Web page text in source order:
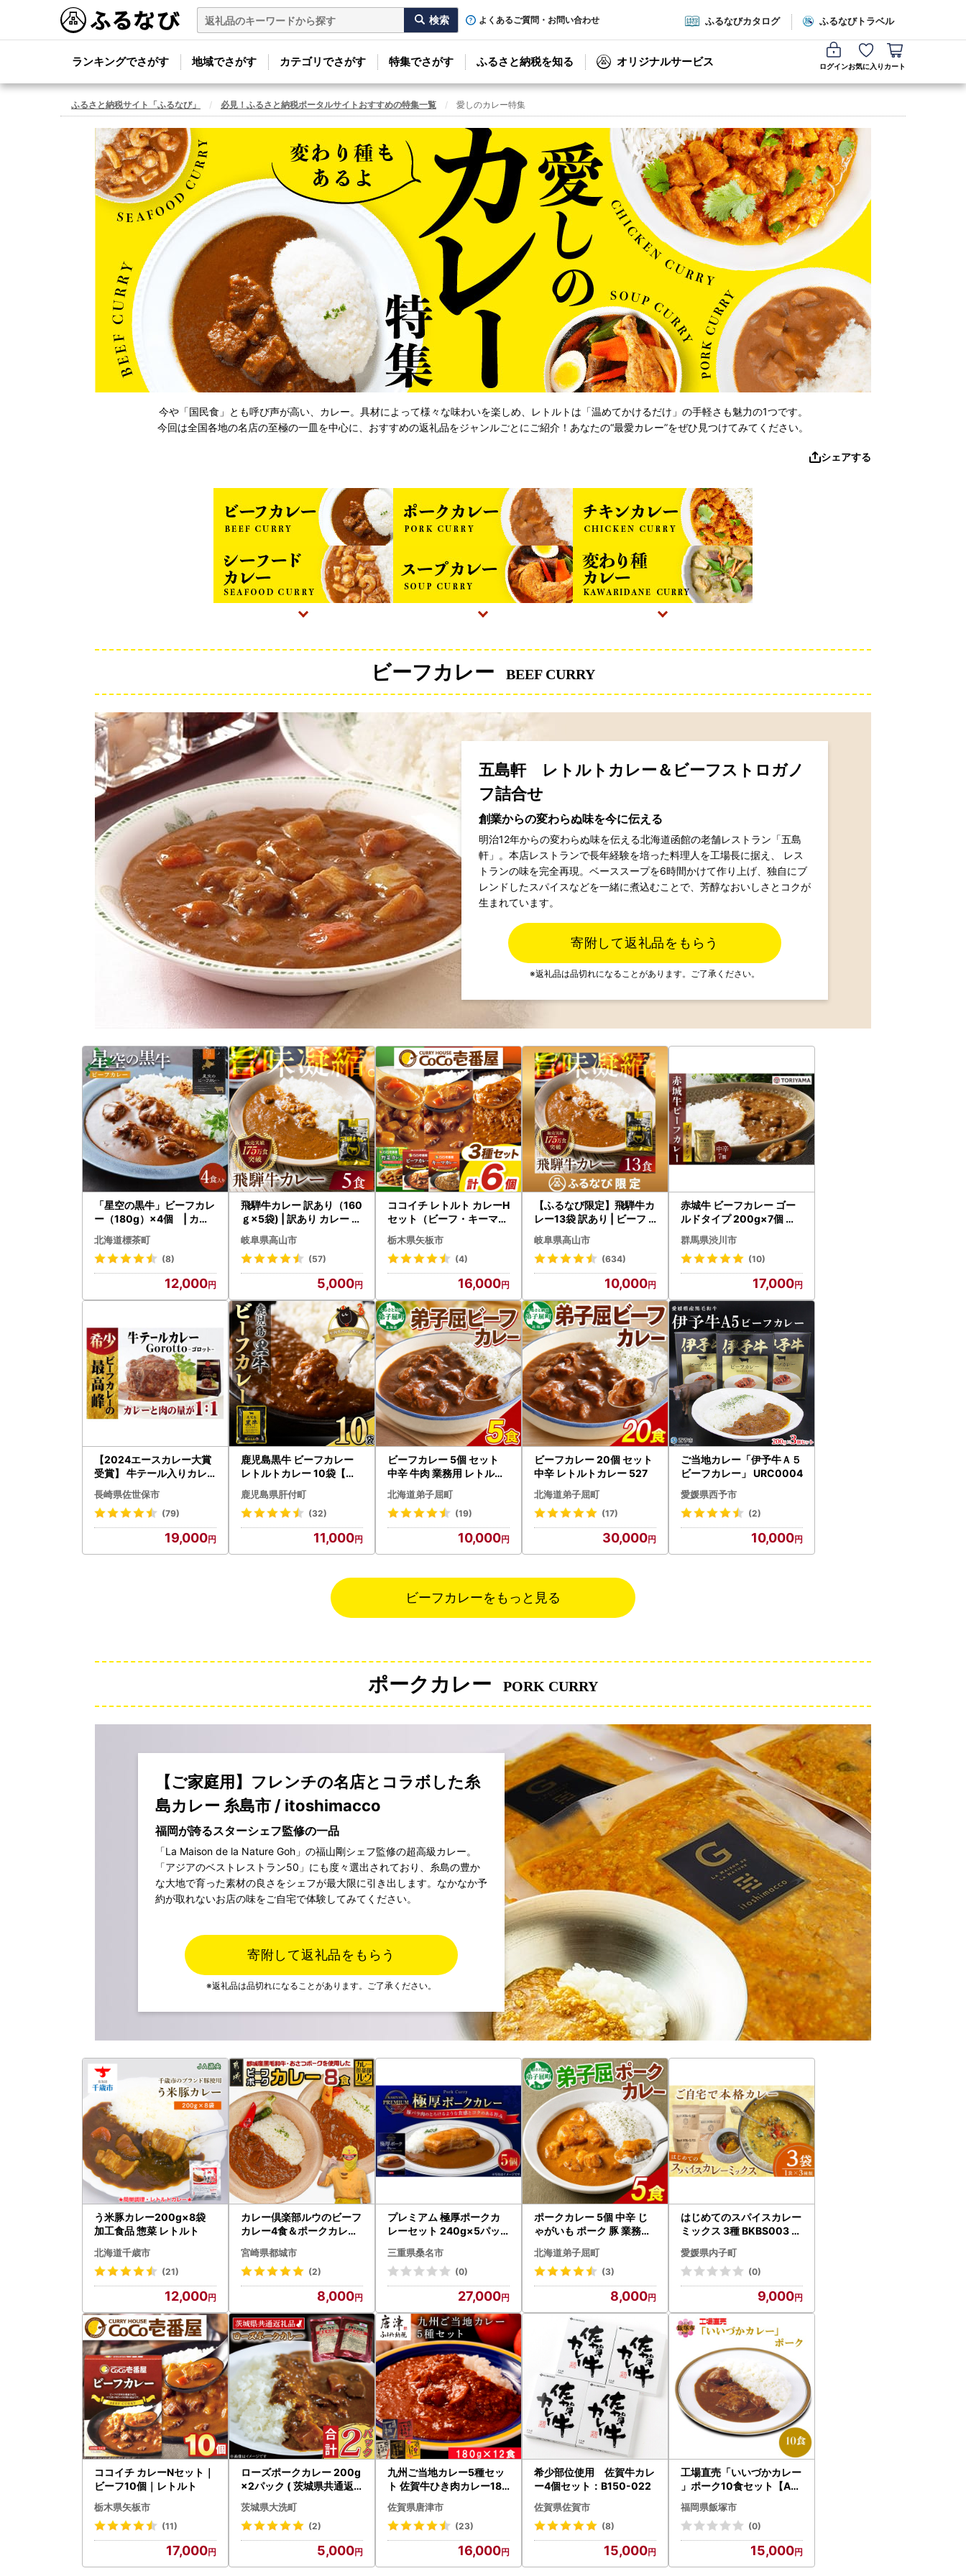
よくあるご質問・お問い合わせ ふるなびカタログ ふるなびトラベル
ランキングでさがす 地域でさがす カテゴリでさがす 特集でさがす ふるさと納税を知る オリジナルサービス ログインお気に入り カート
ふるさと納税サイト「ふるなび」 必見！ふるさと納税ポータルサイトおすすめの特集一覧 愛しのカレー特集
今や「国民食」とも呼び声が高い、カレー。具材によって様々な味わいを楽しめ、レトルトは「温めてかけるだけ」の手軽さも魅力の1つです。
今回は全国各地の名店の至極の一皿を中心に、おすすめの返礼品をジャンルごとにご紹介！あなたの“最愛カレー”をぜひ見つけてみてください。
シェアする
ビーフカレー BEEF CURRY
五島軒 レトルトカレー＆ビーフストロガノ
フ詰合せ
創業からの変わらぬ味を今に伝える
明治12年からの変わらぬ味を伝える北海道函館の老舗レストラン「五島
軒」。本店レストランで長年経験を培った料理人を工場長に据え、 レス
トランの味を完全再現。ベーススープを6時間かけて作り上げ、独自にブ
レンドしたスパイスなどを一緒に煮込むことで、芳醇なおいしさとコクが
生まれています。
寄附して返礼品をもらう
※返礼品は品切れになることがあります。ご了承ください。
「星空の黒牛」ビーフカレ
ー（180g）×4個 | カレ
ー
北海道標茶町
(8)
12,000
飛騨牛カレー 訳あり（160
ｇ×5袋) | 訳あり カレー ビ
ーフ レトルト ふるさと清
見 DC005VC13
岐阜県高山市
(57)
5,000
ココイチ レトルト カレーH
セット（ビーフ・キーマ・
野菜各2個）｜CoCo壱番
屋 常温保存 非常食 簡単 時
短
栃木県矢板市
(4)
16,000
【ふるなび限定】飛騨牛カ
レー13袋 訳あり | ビーフ
レトルト 訳あり DC006-
CP01 FN-Limited-VO
岐阜県高山市
(634)
10,000
赤城牛 ビーフカレー ゴー
ルドタイプ 200g×7個 カ
レー レトルト 牛肉 銘柄牛
赤城牛 長期保存 群馬 渋川
市 F4H-0825
群馬県渋川市
(10)
17,000
【2024エースカレー大賞
受賞】 牛テール入りカレ
ー 3個 レトルト E229
長崎県佐世保市
(79)
19,000
鹿児島黒牛 ビーフカレー
レトルトカレー 10袋【新
村畜産】A91018
鹿児島県肝付町
(32)
11,000
ビーフカレー 5個 セット
中辛 牛肉 業務用 レトルト
カレー 野菜 備蓄 まとめ買
い 北海道 弟子屈町 470
北海道弟子屈町
(19)
10,000
ビーフカレー 20個 セット
中辛 レトルトカレー 527
北海道弟子屈町
(17)
30,000
ご当地カレー「伊予牛Ａ５
ビーフカレー」 URC0004
愛媛県西予市
(2)
10,000
ビーフカレーをもっと見る
ポークカレー PORK CURRY
【ご家庭用】フレンチの名店とコラボした糸
島カレー 糸島市 / itoshimacco
福岡が誇るスターシェフ監修の一品
「La Maison de la Nature Goh」の福山剛シェフ監修の超高級カレー。
「アジアのベストレストラン50」にも度々選出されており、糸島の豊か
な大地で育った素材の良さをシェフが最大限に引き出します。なかなか予
約が取れないお店の味をご自宅で体験してみてください。
寄附して返礼品をもらう
※返礼品は品切れになることがあります。ご了承ください。
う米豚カレー200g×8袋
加工食品 惣菜 レトルト
北海道千歳市
(21)
12,000
カレー倶楽部ルウのビーフ
カレー4食＆ポークカレー
都城市) ビーフカレー 都城
産黒毛和牛使用 ポークカ
レー おさつポーク使用 チ
ルド食品 合計8食セット
宮崎県都城市
(2)
8,000
プレミアム 極厚ポークカ
レーセット 240g×5パッ
豚肉 湯煎 098-0020
三重県桑名市
(0)
27,000
ポークカレー 5個 中辛 じ
ゃがいも ポーク 豚 業務用
蓄 まとめ買い 北海道 弟子
屈町 3741
北海道弟子屈町
(3)
8,000
はじめてのスパイスカレー
ミックス 3種 BKBS003 カ
愛媛県内子町
(0)
9,000
ココイチ カレーNセット｜
ビーフ10個｜レトルト
栃木県矢板市
(11)
17,000
ローズポークカレー 200g
×2パック ( 茨城県共通返
礼品・茨城県産 ) ブランド
豚 豚肉 茨城 ローズポーク
カレー レトルト レトルト
パウチ レトルトカレー_CY
茨城県大洗町
(2)
5,000
九州ご当地カレー5種セッ
ト 佐賀牛ひき肉カレー180
g×4、博多和牛カレー、長
崎本鮪カレー、黒豚ポーク
ソテーカレー、古処鶏和風
カレー各180g×2(合計2.1
佐賀県唐津市
(23)
16,000
希少部位使用 佐賀牛カレ
ー4個セット：B150-022
佐賀県佐賀市
(8)
15,000
工場直売「いいづかカレー
」ポーク10食セット【A5-
398】
福岡県飯塚市
(0)
15,000